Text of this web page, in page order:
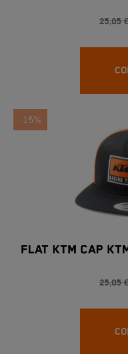
25,05 €
-15%
Flat KTM Cap
25,05 €